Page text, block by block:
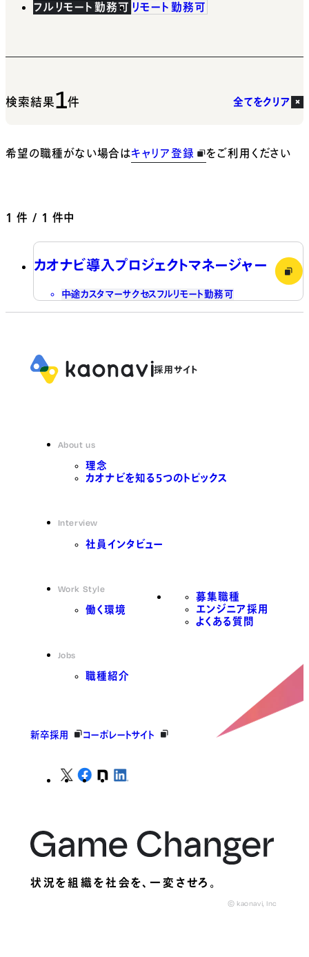
フルリモート勤務可 リモート勤務可
検索結果1件 全てをクリア
希望の職種がない場合はキャリア登録 をご利用ください
1 件 / 1 件中
カオナビ導入プロジェクトマネージャー
中途カスタマーサクセスフルリモート勤務可
About us
理念
カオナビを知る5つのトピックス
Interview
社員インタビュー
Work Style
働く環境
Jobs
職種紹介
募集職種
エンジニア採用
よくある質問
新卒採用 コーポレートサイト
状況を組織を社会を、一変させろ。
© kaonavi, Inc